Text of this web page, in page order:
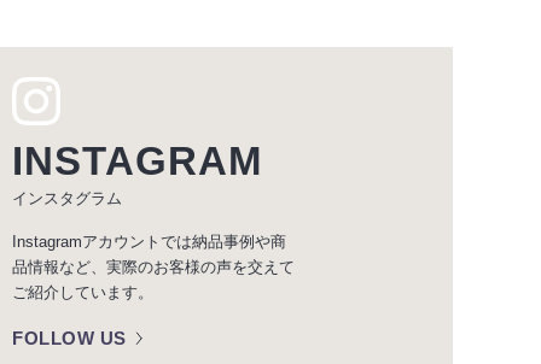
INSTAGRAM
インスタグラム
Instagramアカウントでは納品事例や商
品情報など、実際のお客様の声を交えて
ご紹介しています。
FOLLOW US